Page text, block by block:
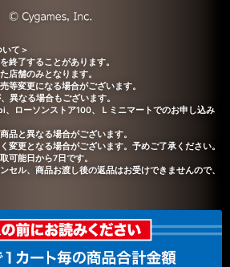
て＞
終了することがあります。
店舗のみとなります。
等変更になる場合がございます。
異なる場合もございます。
ローソンストア100、Ｌミニマートでのお申し込み
品と異なる場合がございます。
変更となる場合がございます。予めご了承ください。
可能日から7日です。
セル、商品お渡し後の返品はお受けできませんので、